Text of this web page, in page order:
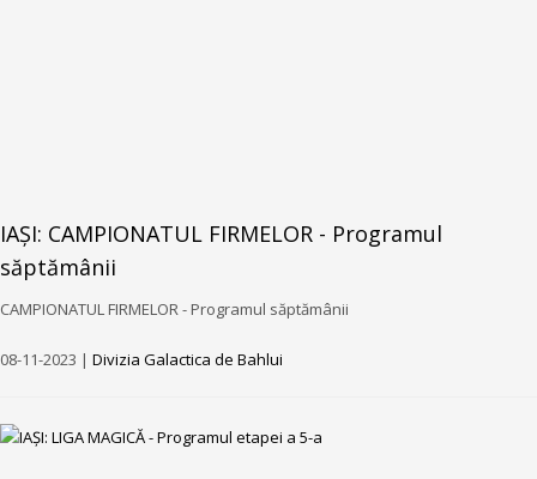
IAȘI: CAMPIONATUL FIRMELOR - Programul
săptămânii
CAMPIONATUL FIRMELOR - Programul săptămânii
08-11-2023 | Divizia Galactica de Bahlui